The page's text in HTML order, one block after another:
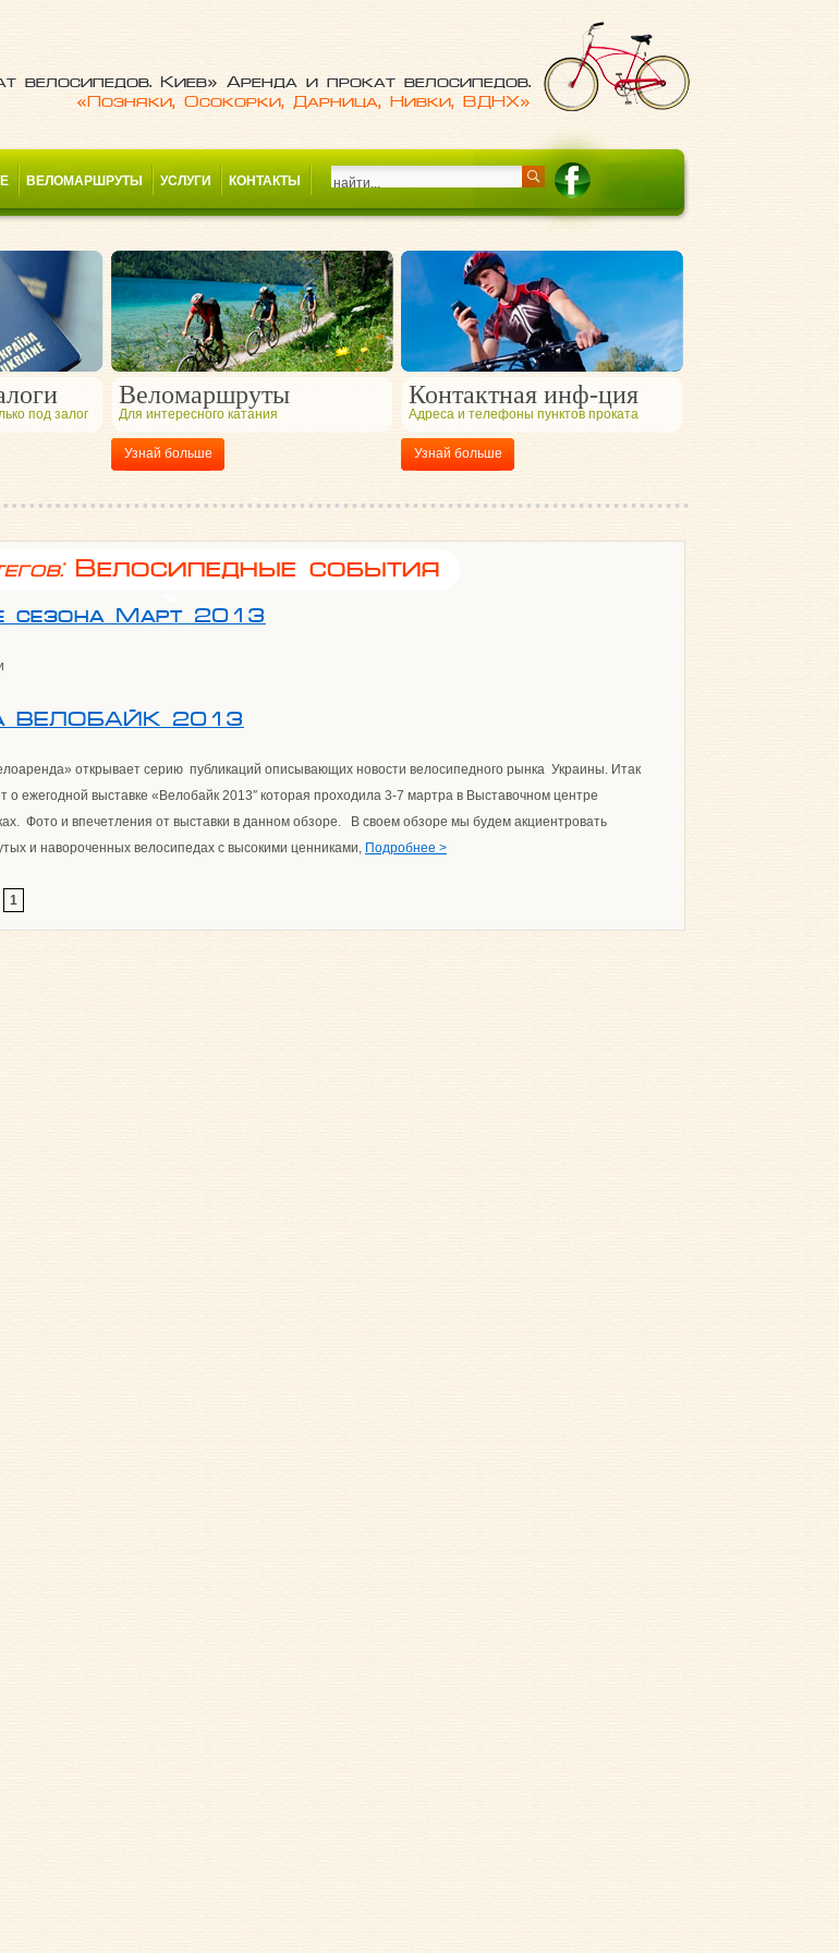
велосипедов. Киев» Аренда и прокат велосипедов.
«Позняки, Осокорки, Дарница, Нивки, ВДНХ»
ВЕЛОМАРШРУТЫ УСЛУГИ КОНТАКТЫ
под залог
Веломаршруты
Для интересного катания
Узнай больше
Контактная инф-ция
Адреса и телефоны пунктов проката
Узнай больше
Велосипедные события
сезона Март 2013
ВЕЛОБАЙК 2013
открывает серию публикаций описывающих новости велосипедного рынка Украины. Итак
о ежегодной выставке «Велобайк 2013″ которая проходила 3-7 мартра в Выставочном центре
Фото и впечетления от выставки в данном обзоре. В своем обзоре мы будем акциентровать
и навороченных велосипедах с высокими ценниками, Подробнее >
1